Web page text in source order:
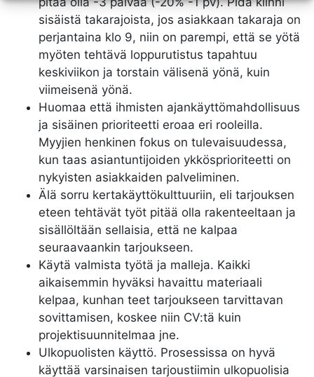
sisäistä takarajoista, jos asiakkaan takaraja on
perjantaina klo 9, niin on parempi, että se yötä
myöten tehtävä loppurutistus tapahtuu
keskiviikon ja torstain välisenä yönä, kuin
viimeisenä yönä.
Huomaa että ihmisten ajankäyttömahdollisuus
ja sisäinen prioriteetti eroaa eri rooleilla.
Myyjien henkinen fokus on tulevaisuudessa,
kun taas asiantuntijoiden ykkösprioriteetti on
nykyisten asiakkaiden palveliminen.
Älä sorru kertakäyttökulttuuriin, eli tarjouksen
eteen tehtävät työt pitää olla rakenteeltaan ja
sisällöltään sellaisia, että ne kalpaa
seuraavaankin tarjoukseen.
Käytä valmista työtä ja malleja. Kaikki
aikaisemmin hyväksi havaittu materiaali
kelpaa, kunhan teet tarjoukseen tarvittavan
sovittamisen, koskee niin CV:tä kuin
projektisuunnitelmaa jne.
Ulkopuolisten käyttö. Prosessissa on hyvä
käyttää varsinaisen tarjoustiimin ulkopuolisia